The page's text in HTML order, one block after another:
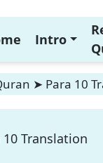
Intro
➤ Para 10
10 Translation